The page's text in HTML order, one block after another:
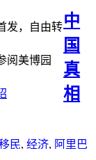
发，自由转
阅美博园
中
国
真
相
民, 经济, 阿里巴